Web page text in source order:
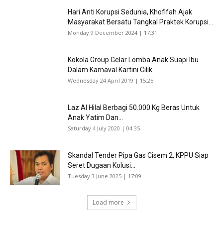
Hari Anti Korupsi Sedunia, Khofifah Ajak
Masyarakat Bersatu Tangkal Praktek Korupsi...
Monday 9 December 2024 | 17:31
Kokola Group Gelar Lomba Anak Suapi Ibu
Dalam Karnaval Kartini Cilik
Wednesday 24 April 2019 | 15:25
Laz Al Hilal Berbagi 50.000 Kg Beras Untuk
Anak Yatim Dan...
Saturday 4 July 2020 | 04:35
Skandal Tender Pipa Gas Cisem 2, KPPU Siap
Seret Dugaan Kolusi...
Tuesday 3 June 2025 | 17:09
Load more